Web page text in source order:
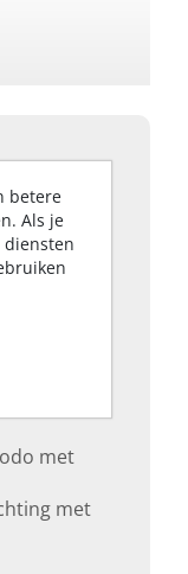
en
met
met
betere
Als je
diensten